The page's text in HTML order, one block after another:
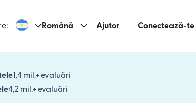
Română Ajutor Conectează-te
1,4 mil.+ evaluări
(se deschide într-o fereastră nouă)
4,2 mil.+ evaluări
(se deschide într-o fereastră nouă)